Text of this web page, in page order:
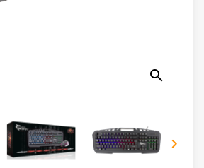
search
